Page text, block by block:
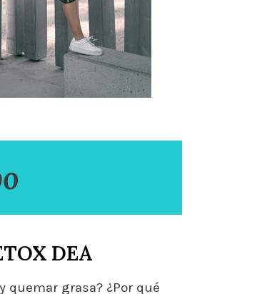
DEA
quemar grasa? ¿Por qué